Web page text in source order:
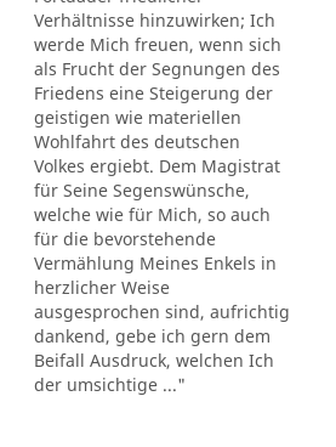
Verhältnisse hinzuwirken; Ich
werde Mich freuen, wenn sich
als Frucht der Segnungen des
Friedens eine Steigerung der
geistigen wie materiellen
Wohlfahrt des deutschen
Volkes ergiebt. Dem Magistrat
für Seine Segenswünsche,
welche wie für Mich, so auch
für die bevorstehende
Vermählung Meines Enkels in
herzlicher Weise
ausgesprochen sind, aufrichtig
dankend, gebe ich gern dem
Beifall Ausdruck, welchen Ich
der umsichtige ..."